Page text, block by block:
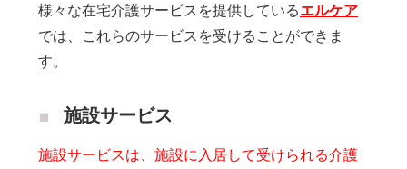
様々な在宅介護サービスを提供しているエルケア
では、これらのサービスを受けることができま
す。
施設サービス
施設サービスは、施設に入居して受けられる介護